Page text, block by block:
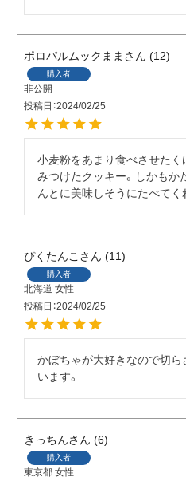
ポロパルムックまま 12
購入者
非公開
投稿日 2024/02/25
小麦粉をあまり食べさせた
みつけたクッキー。しかもか
んとに美味しそうにたべてく
ぴくたんこ 11
購入者
北海道 女性
投稿日 2024/02/25
かぼちゃが大好きなので切
います。
きっちん 6
購入者
東京都 女性